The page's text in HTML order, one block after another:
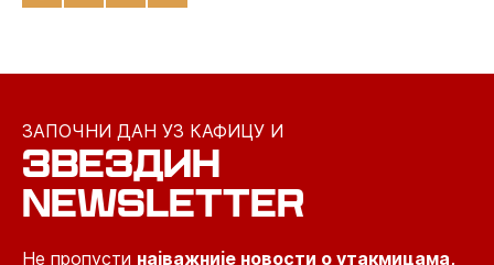
ЗАПОЧНИ ДАН УЗ КАФИЦУ И
ЗВЕЗДИН
NEWSLETTER
Не пропусти најважније новости о утакмицама,